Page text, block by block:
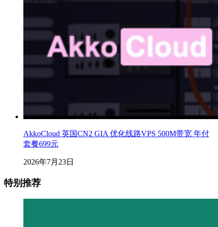
AkkoCloud 英国CN2 GIA 优化线路VPS 500M带宽 年付
套餐699元
2026年7月23日
特别推荐